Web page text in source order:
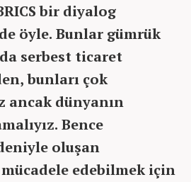
bir diyalog
öyle. Bunlar gümrük
serbest ticaret
bunları çok
ancak dünyanın
Bence
oluşan
edebilmek için